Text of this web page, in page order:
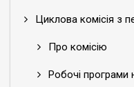
Циклова комісія з
Про комісію
Робочі програми